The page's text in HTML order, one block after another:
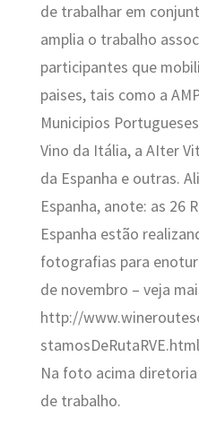
de trabalhar em
amplia o trabalho
participantes que
paises, tais como a
Municipios
Vino da Itália, a AIter
da Espanha e outras.
Espanha, anote: as 26
Espanha estão
fotografias para
de novembro – veja
http://
stamosDeRutaRVE.html
Na foto acima diretoria
de trabalho.